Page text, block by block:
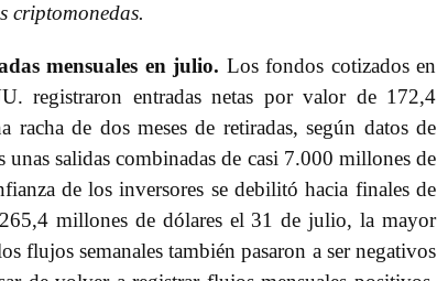
criptomonedas.
mensuales en julio. Los fondos cotizados en
registraron entradas netas por valor de 172,4
de dos meses de retiradas, según datos de
salidas combinadas de casi 7.000 millones de
de los inversores se debilitó hacia finales de
millones de dólares el 31 de julio, la mayor
flujos semanales también pasaron a ser negativos